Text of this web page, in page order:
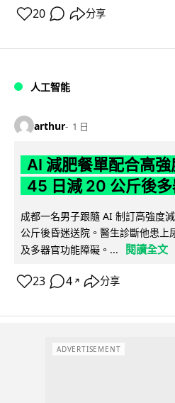
20 分享
人工智能
arthur 1 日
AI 減肥餐單配合高
45 日減 20 公斤後
成都一名男子跟隨 AI 制訂高強度
公斤後昏迷送院。醫生診斷他患上
及多器官功能障礙。...
閱讀全文
23 4 ↗ 分享
ADVERTISEMENT